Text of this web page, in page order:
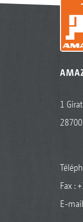
1
Fax :
E-